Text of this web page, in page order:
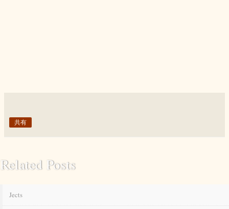
共有
Related Posts
Jects